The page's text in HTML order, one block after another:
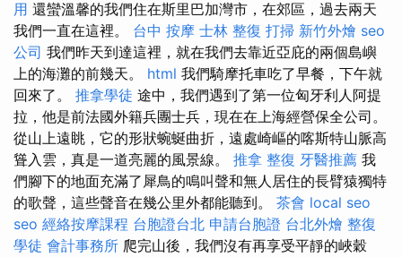
用 還蠻溫馨的我們住在斯里巴加灣市，在郊區，過去兩天
我們一直在這裡。 台中 按摩 士林 整復 打掃 新竹外燴 seo
公司 我們昨天到達這裡，就在我們去靠近亞庇的兩個島嶼
上的海灘的前幾天。 html 我們騎摩托車吃了早餐，下午就
回來了。 推拿學徒 途中，我們遇到了第一位匈牙利人阿提
拉，他是前法國外籍兵團士兵，現在在上海經營保全公司。
從山上遠眺，它的形狀蜿蜒曲折，遠處崎嶇的喀斯特山脈高
聳入雲，真是一道亮麗的風景線。 推拿 整復 牙醫推薦 我
們腳下的地面充滿了犀鳥的鳴叫聲和無人居住的長臂猿獨特
的歌聲，這些聲音在幾公里外都能聽到。 茶會 local seo
seo 經絡按摩課程 台胞證台北 申請台胞證 台北外燴 整復
學徒 會計事務所 爬完山後，我們沒有再享受平靜的峽穀